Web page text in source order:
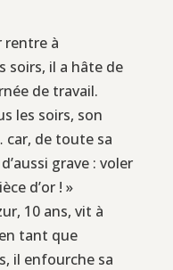
rentre à
soirs, il a hâte de
de travail.
les soirs, son
de toute sa
grave : voler
d’or ! »
10 ans, vit à
tant que
il enfourche sa